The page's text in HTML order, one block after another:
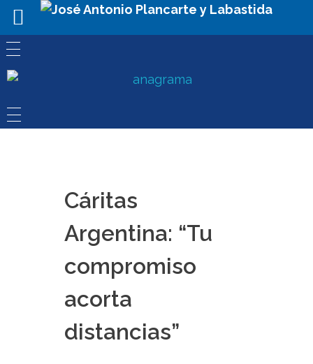
Cáritas
Argentina: “Tu
compromiso
acorta
distancias”